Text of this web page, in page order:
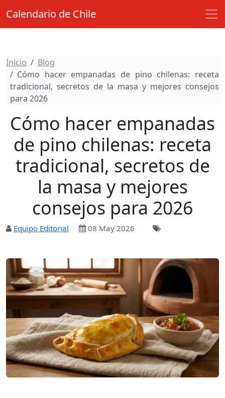
Calendario de Chile
Inicio
Blog
Cómo hacer empanadas de pino chilenas: receta
tradicional, secretos de la masa y mejores consejos
para 2026
Cómo hacer empanadas
de pino chilenas: receta
tradicional, secretos de
la masa y mejores
consejos para 2026
Equipo Editorial 08 May 2026